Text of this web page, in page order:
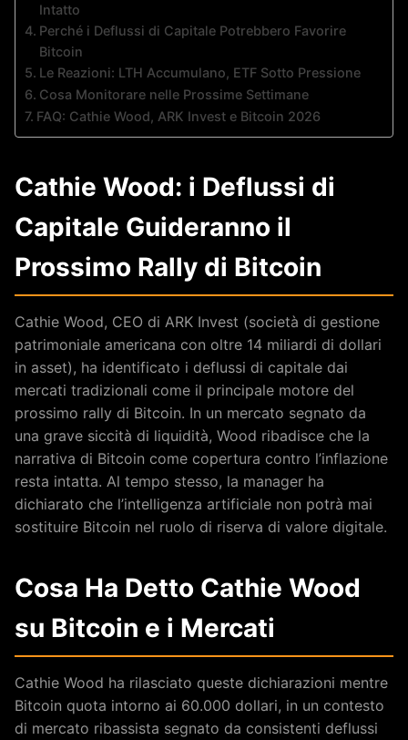
Intatto
Perché i Deflussi di Capitale Potrebbero Favorire
Bitcoin
Le Reazioni: LTH Accumulano, ETF Sotto Pressione
Cosa Monitorare nelle Prossime Settimane
FAQ: Cathie Wood, ARK Invest e Bitcoin 2026
Cathie Wood: i Deflussi di
Capitale Guideranno il
Prossimo Rally di Bitcoin
Cathie Wood, CEO di ARK Invest (società di gestione
patrimoniale americana con oltre 14 miliardi di dollari
in asset), ha identificato i deflussi di capitale dai
mercati tradizionali come il principale motore del
prossimo rally di Bitcoin. In un mercato segnato da
una grave siccità di liquidità, Wood ribadisce che la
narrativa di Bitcoin come copertura contro l’inflazione
resta intatta. Al tempo stesso, la manager ha
dichiarato che l’intelligenza artificiale non potrà mai
sostituire Bitcoin nel ruolo di riserva di valore digitale.
Cosa Ha Detto Cathie Wood
su Bitcoin e i Mercati
Cathie Wood ha rilasciato queste dichiarazioni mentre
Bitcoin quota intorno ai 60.000 dollari, in un contesto
di mercato ribassista segnato da consistenti deflussi